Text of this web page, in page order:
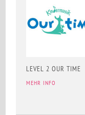
LEVEL 2 OUR TIME
MEHR INFO